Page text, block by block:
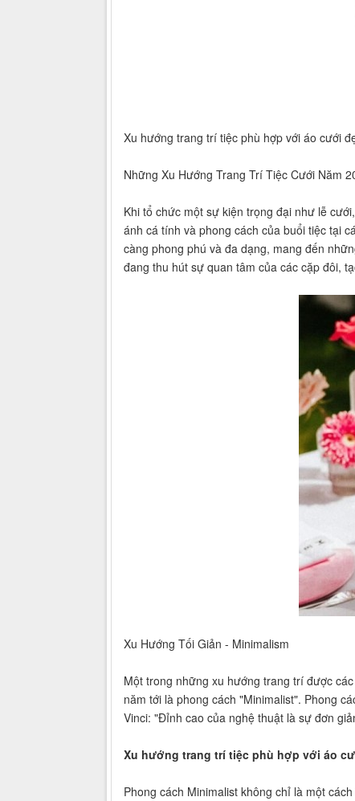
Xu hướng trang trí tiệc phù hợp với áo cưới
Những Xu Hướng Trang Trí Tiệc Cưới Năm
Khi tổ chức một sự kiện trọng đại như lễ
ánh cá tính và phong cách của buổi tiệc tại
càng phong phú và đa dạng, mang đến
đang thu hút sự quan tâm của các cặp đôi,
Xu Hướng Tối Giản - Minimalism
Một trong những xu hướng trang trí được
năm tới là phong cách "Minimalist". Phong
Vinci: "Đỉnh cao của nghệ thuật là sự đơn
Xu hướng trang trí tiệc phù hợp với áo
Phong cách Minimalist không chỉ là một